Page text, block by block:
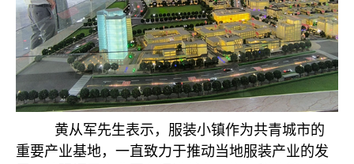
黄从军先生表示，服装小镇作为共青城市的
重要产业基地，一直致力于推动当地服装产业的发